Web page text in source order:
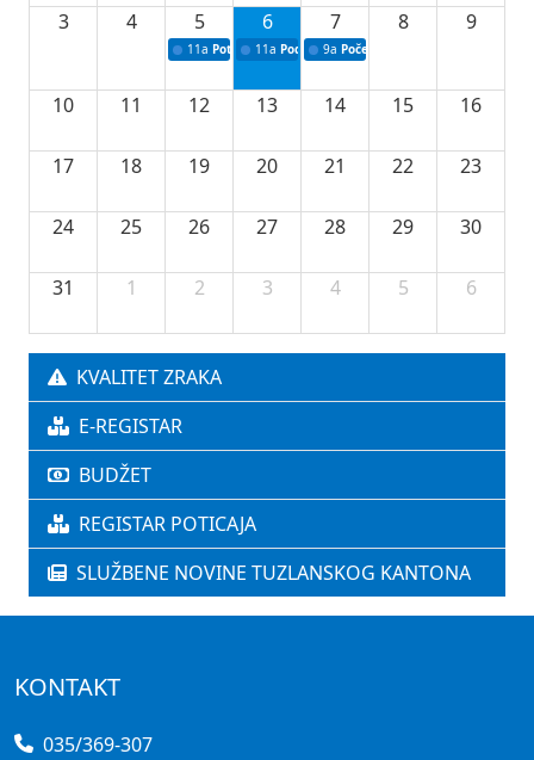
3 4 5
11a Potpisivanje ugovora o stipendijama za
6
11a Podrška razvoju vodne infrastrukture u
7
9a Početak izgradnje nove
8 9
10 11 12 13 14 15 16
17 18 19 20 21 22 23
24 25 26 27 28 29 30
31 1 2 3 4 5 6
KVALITET ZRAKA
E-REGISTAR
BUDŽET
REGISTAR POTICAJA
SLUŽBENE NOVINE TUZLANSKOG KANTONA
KONTAKT
035/369-307